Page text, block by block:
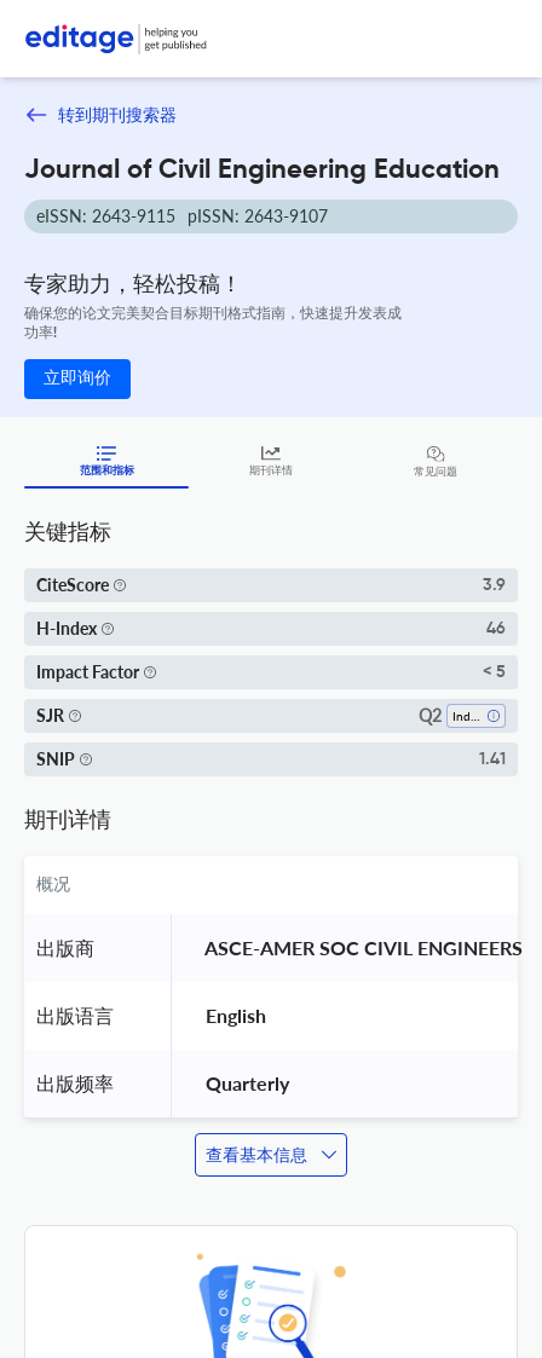
转到期刊搜索器
Journal of Civil Engineering Education
eISSN: 2643-9115 pISSN: 2643-9107
专家助力，轻松投稿！
确保您的论文完美契合目标期刊格式指南，快速提升发表成
功率!
立即询价
范围和指标 期刊详情 常见问题
关键指标
CiteScore 3.9
H-Index 46
Impact Factor < 5
SJR Q2
SNIP 1.41
期刊详情
概况
出版商 ASCE-AMER SOC CIVIL ENGINEERS
出版语言 English
出版频率 Quarterly
查看基本信息